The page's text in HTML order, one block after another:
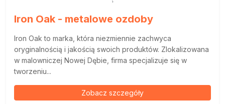
Iron Oak - metalowe ozdoby
Iron Oak to marka, która niezmiennie zachwyca
oryginalnością i jakością swoich produktów. Zlokalizowana
w malowniczej Nowej Dębie, firma specjalizuje się w
tworzeniu...
Zobacz szczegóły